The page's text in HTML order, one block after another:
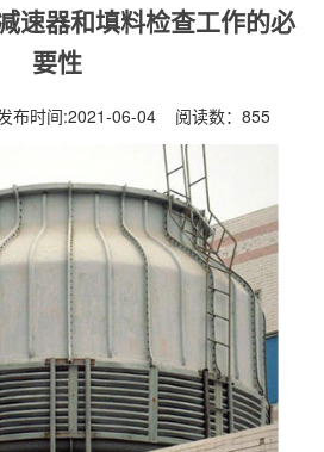
速器和填料检查工作的必
要性
布时间:2021-06-04 阅读数： 855